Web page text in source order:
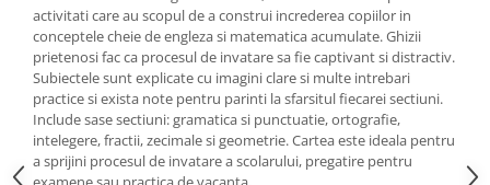
activitati care au scopul de a construi increderea copiilor in
conceptele cheie de engleza si matematica acumulate. Ghizii
prietenosi fac ca procesul de invatare sa fie captivant si distractiv.
Subiectele sunt explicate cu imagini clare si multe intrebari
practice si exista note pentru parinti la sfarsitul fiecarei sectiuni.
Include sase sectiuni: gramatica si punctuatie, ortografie,
intelegere, fractii, zecimale si geometrie. Cartea este ideala pentru
a sprijini procesul de invatare a scolarului, pregatire pentru